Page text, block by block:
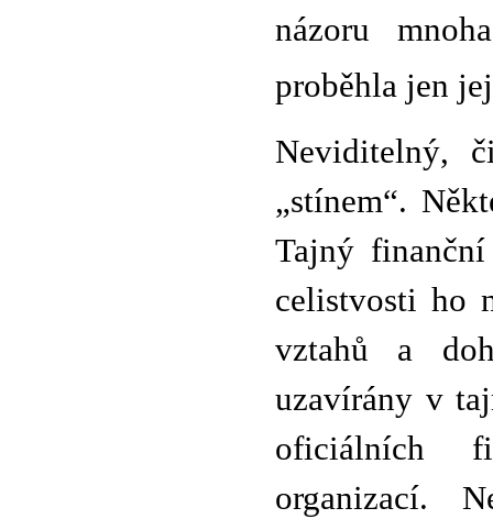
názoru
proběhla jen
Neviditelný,
„stínem“.
Tajný
celistvosti ho
vztahů a
uzavírány v
oficiálních
organizací.